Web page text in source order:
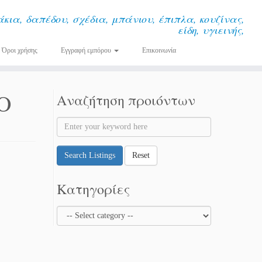
δαπέδου, σχέδια, μπάνιου, έπιπλα, κουζίνας,
είδη, υγιεινής,
Όροι χρήσης Εγγραφή εμπόρου Επικοινωνία
Αναζήτηση προιόντων
Search Listings Reset
Κατηγορίες